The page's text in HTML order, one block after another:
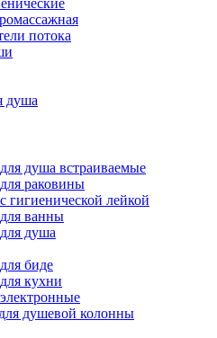
потока
душа
душа встраиваемые
раковины
гигиенической лейкой
ванны
душа
биде
кухни
душевой колонны